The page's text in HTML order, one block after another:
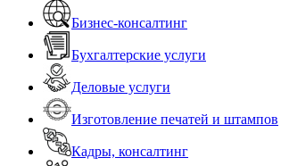
Бизнес-консалтинг
Бухгалтерские услуги
Деловые услуги
Изготовление печатей и штампов
Кадры, консалтинг